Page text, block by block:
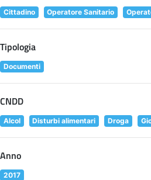
Cittadino Operatore Sanitario
Tipologia
Documenti
CNDD
Alcol Disturbi alimentari Droga
Anno
2017